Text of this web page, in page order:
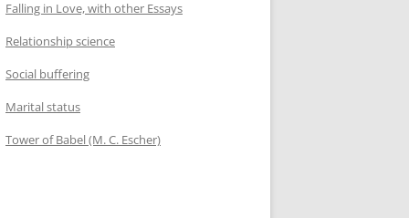
Falling in Love, with other Essays
Relationship science
Social buffering
Marital status
Tower of Babel (M. C. Escher)